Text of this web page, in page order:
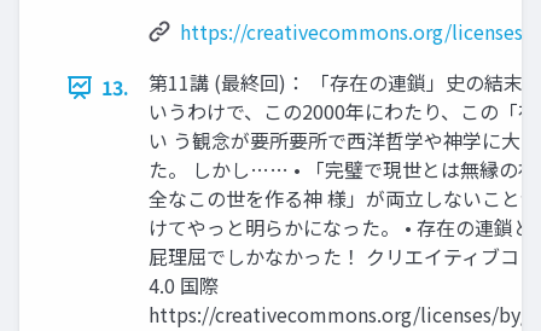
https://creativecommons.org/licenses/
13.
第11講 (最終回)： 「存在の連鎖」史の結末
いうわけで、この2000年にわたり、この「
い う観念が要所要所で西洋哲学や神学に大
た。 しかし…… • 「完璧で現世とは無縁の
全なこの世を作る神 様」が両立しないこと
けてやっと明らかになった。 • 存在の連鎖
屁理屈でしかなかった！ クリエイティブコ
4.0 国際
https://creativecommons.org/licenses/by/